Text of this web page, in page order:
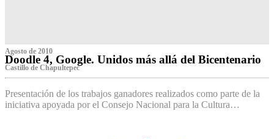
Agosto de 2010
Doodle 4, Google. Unidos más allá del Bicentenario
Castillo de Chapultepec
Presentación de los trabajos ganadores realizados como parte de la
iniciativa apoyada por el Consejo Nacional para la Cultura…